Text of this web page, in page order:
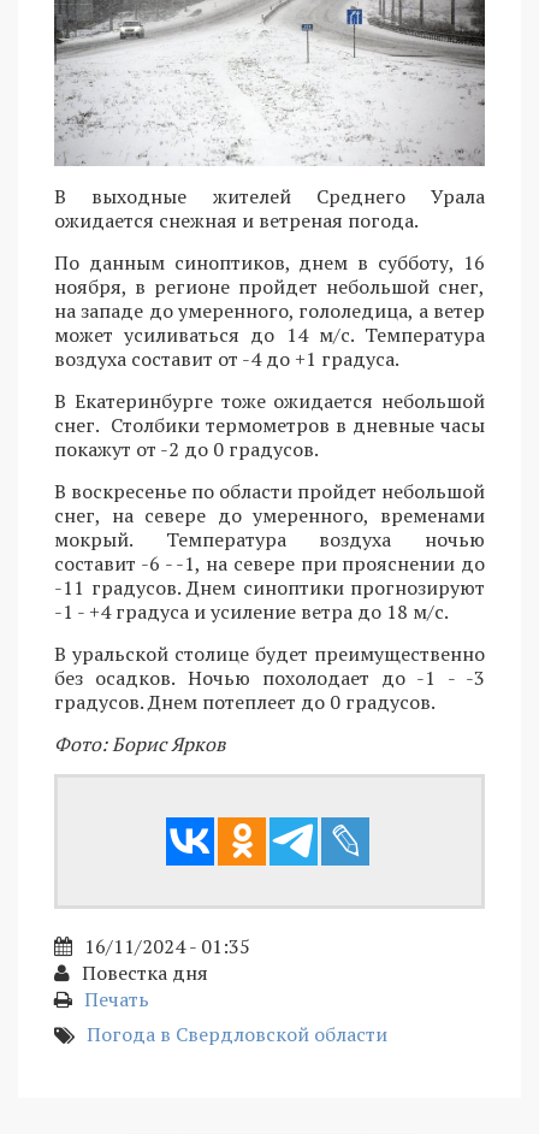
В выходные жителей Среднего Урала
ожидается снежная и ветреная погода.
По данным синоптиков, днем в субботу, 16
ноября, в регионе пройдет небольшой снег,
на западе до умеренного, гололедица, а ветер
может усиливаться до 14 м/с. Температура
воздуха составит от -4 до +1 градуса.
В Екатеринбурге тоже ожидается небольшой
снег. Столбики термометров в дневные часы
покажут от -2 до 0 градусов.
В воскресенье по области пройдет небольшой
снег, на севере до умеренного, временами
мокрый. Температура воздуха ночью
составит -6 - -1, на севере при прояснении до
-11 градусов. Днем синоптики прогнозируют
-1 - +4 градуса и усиление ветра до 18 м/с.
В уральской столице будет преимущественно
без осадков. Ночью похолодает до -1 - -3
градусов. Днем потеплеет до 0 градусов.
Фото: Борис Ярков
16/11/2024 - 01:35
Повестка дня
Печать
Погода в Свердловской области